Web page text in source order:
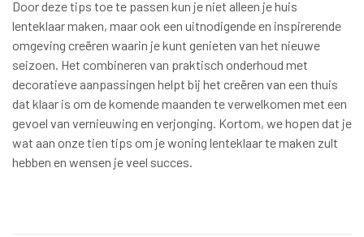
Door deze tips toe te passen kun je niet alleen je huis
lenteklaar maken, maar ook een uitnodigende en inspirerende
omgeving creëren waarin je kunt genieten van het nieuwe
seizoen. Het combineren van praktisch onderhoud met
decoratieve aanpassingen helpt bij het creëren van een thuis
dat klaar is om de komende maanden te verwelkomen met een
gevoel van vernieuwing en verjonging. Kortom, we hopen dat je
wat aan onze tien tips om je woning lenteklaar te maken zult
hebben en wensen je veel succes.